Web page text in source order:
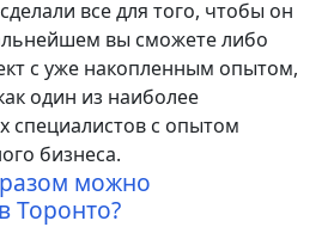
все для того, чтобы он
вы сможете либо
с уже накопленным опытом,
один из наиболее
специалистов с опытом
бизнеса.
можно
Торонто?